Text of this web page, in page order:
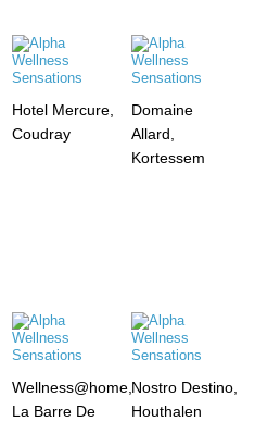
Hotel Mercure,
Coudray
Domaine
Allard,
Kortessem
Wellness@home,
La Barre De
Nostro Destino,
Houthalen